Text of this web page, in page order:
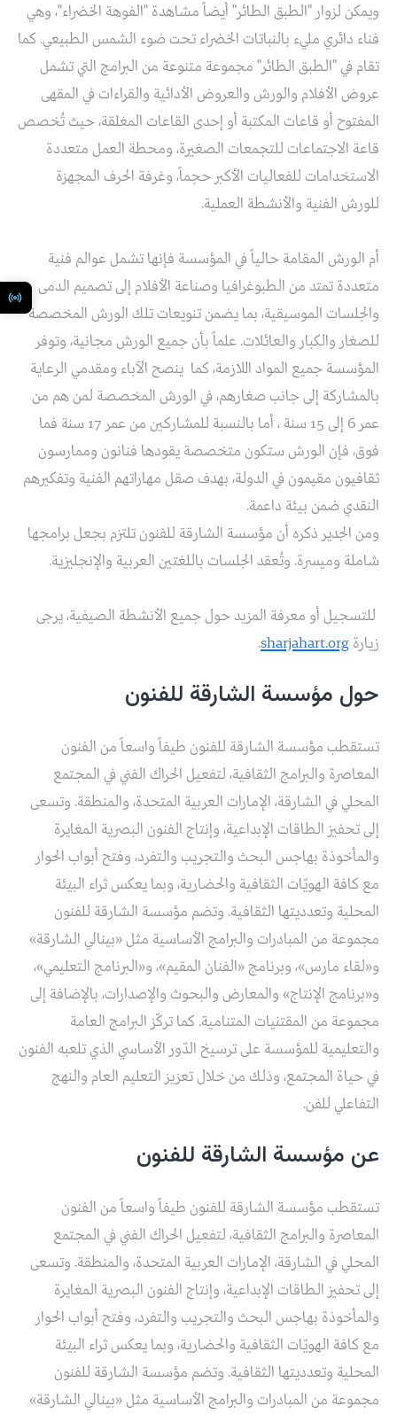
ويمكن لزوار "الطبق الطائر" أيضاً مشاهدة "الفوهة الخضراء"، وهي
فناء دائري مليء بالنباتات الخضراء تحت ضوء الشمس الطبيعي. كما
تقام في "الطبق الطائر" مجموعة متنوعة من البرامج التي تشمل
عروض الأفلام والورش والعروض الأدائية والقراءات في المقهى
المفتوح أو قاعات المكتبة أو إحدى القاعات المغلقة، حيث تُخصص
قاعة الاجتماعات للتجمعات الصغيرة، ومحطة العمل متعددة
الاستخدامات للفعاليات الأكبر حجماً، وغرفة الحرف المجهزة
للورش الفنية والأنشطة العملية.
أم الورش المقامة حالياً في المؤسسة فإنها تشمل عوالم فنية
متعددة تمتد من الطبوغرافيا وصناعة الأفلام إلى تصميم الدمى
والجلسات الموسيقية، بما يضمن تنويعات تلك الورش المخصصة
للصغار والكبار والعائلات. علماً بأن جميع الورش مجانية، وتوفر
المؤسسة جميع المواد اللازمة، كما ينصح الآباء ومقدمي الرعاية
بالمشاركة إلى جانب صغارهم، في الورش المخصصة لمن هم من
عمر 6 إلى 15 سنة ، أما بالنسبة للمشاركين من عمر 17 سنة فما
فوق، فإن الورش ستكون متخصصة يقودها فنانون وممارسون
ثقافيون مقيمون في الدولة، بهدف صقل مهاراتهم الفنية وتفكيرهم
النقدي ضمن بيئة داعمة.
ومن الجدير ذكره أن مؤسسة الشارقة للفنون تلتزم بجعل برامجها
شاملة وميسرة. وتُعقد الجلسات باللغتين العربية والإنجليزية.
للتسجيل أو معرفة المزيد حول جميع الأنشطة الصيفية، يرجى
زيارة sharjahart.org
.
حول مؤسسة الشارقة للفنون
تستقطب مؤسسة الشارقة للفنون طيفاً واسعاً من الفنون
المعاصرة والبرامج الثقافية، لتفعيل الحراك الفني في المجتمع
المحلي في الشارقة، الإمارات العربية المتحدة، والمنطقة. وتسعى
إلى تحفيز الطاقات الإبداعية، وإنتاج الفنون البصرية المغايرة
والمأخوذة بهاجس البحث والتجريب والتفرد، وفتح أبواب الحوار
مع كافة الهويّات الثقافية والحضارية، وبما يعكس ثراء البيئة
المحلية وتعدديتها الثقافية. وتضم مؤسسة الشارقة للفنون
مجموعة من المبادرات والبرامج الأساسية مثل «بينالي الشارقة»
و«لقاء مارس»، وبرنامج «الفنان المقيم»، و«البرنامج التعليمي»،
و«برنامج الإنتاج» والمعارض والبحوث والإصدارات، بالإضافة إلى
مجموعة من المقتنيات المتنامية. كما تركّز البرامج العامة
والتعليمية للمؤسسة على ترسيخ الدّور الأساسي الذي تلعبه الفنون
في حياة المجتمع، وذلك من خلال تعزيز التعليم العام والنهج
التفاعلي للفن.
عن مؤسسة الشارقة للفنون
تستقطب مؤسسة الشارقة للفنون طيفاً واسعاً من الفنون
المعاصرة والبرامج الثقافية، لتفعيل الحراك الفني في المجتمع
المحلي في الشارقة، الإمارات العربية المتحدة، والمنطقة. وتسعى
إلى تحفيز الطاقات الإبداعية، وإنتاج الفنون البصرية المغايرة
والمأخوذة بهاجس البحث والتجريب والتفرد، وفتح أبواب الحوار
مع كافة الهويّات الثقافية والحضارية، وبما يعكس ثراء البيئة
المحلية وتعدديتها الثقافية. وتضم مؤسسة الشارقة للفنون
مجموعة من المبادرات والبرامج الأساسية مثل «بينالي الشارقة»